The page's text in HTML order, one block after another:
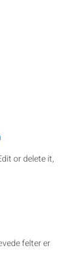
or delete it,
felter er